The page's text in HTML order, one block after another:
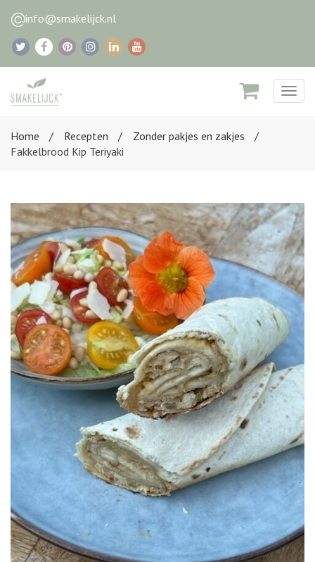
info@smakelijck.nl
Home
Recepten
Zonder pakjes en zakjes
Fakkelbrood Kip Teriyaki